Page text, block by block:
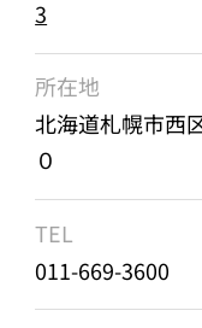
3
所在地
北海道札幌市西
０
TEL
011-669-3600